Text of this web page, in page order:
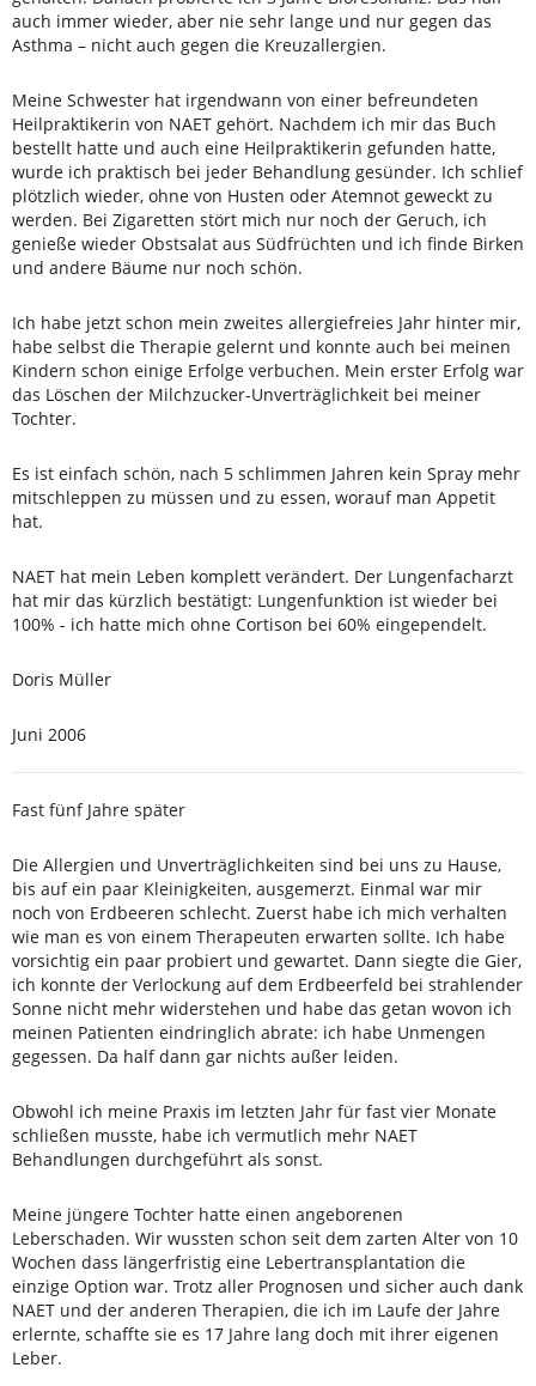
auch immer wieder, aber nie sehr lange und nur gegen das
Asthma – nicht auch gegen die Kreuzallergien.
Meine Schwester hat irgendwann von einer befreundeten
Heilpraktikerin von NAET gehört. Nachdem ich mir das Buch
bestellt hatte und auch eine Heilpraktikerin gefunden hatte,
wurde ich praktisch bei jeder Behandlung gesünder. Ich schlief
plötzlich wieder, ohne von Husten oder Atemnot geweckt zu
werden. Bei Zigaretten stört mich nur noch der Geruch, ich
genieße wieder Obstsalat aus Südfrüchten und ich finde Birken
und andere Bäume nur noch schön.
Ich habe jetzt schon mein zweites allergiefreies Jahr hinter mir,
habe selbst die Therapie gelernt und konnte auch bei meinen
Kindern schon einige Erfolge verbuchen. Mein erster Erfolg war
das Löschen der Milchzucker-Unverträglichkeit bei meiner
Tochter.
Es ist einfach schön, nach 5 schlimmen Jahren kein Spray mehr
mitschleppen zu müssen und zu essen, worauf man Appetit
hat.
NAET hat mein Leben komplett verändert. Der Lungenfacharzt
hat mir das kürzlich bestätigt: Lungenfunktion ist wieder bei
100% - ich hatte mich ohne Cortison bei 60% eingependelt.
Doris Müller
Juni 2006
Fast fünf Jahre später
Die Allergien und Unverträglichkeiten sind bei uns zu Hause,
bis auf ein paar Kleinigkeiten, ausgemerzt. Einmal war mir
noch von Erdbeeren schlecht. Zuerst habe ich mich verhalten
wie man es von einem Therapeuten erwarten sollte. Ich habe
vorsichtig ein paar probiert und gewartet. Dann siegte die Gier,
ich konnte der Verlockung auf dem Erdbeerfeld bei strahlender
Sonne nicht mehr widerstehen und habe das getan wovon ich
meinen Patienten eindringlich abrate: ich habe Unmengen
gegessen. Da half dann gar nichts außer leiden.
Obwohl ich meine Praxis im letzten Jahr für fast vier Monate
schließen musste, habe ich vermutlich mehr NAET
Behandlungen durchgeführt als sonst.
Meine jüngere Tochter hatte einen angeborenen
Leberschaden. Wir wussten schon seit dem zarten Alter von 10
Wochen dass längerfristig eine Lebertransplantation die
einzige Option war. Trotz aller Prognosen und sicher auch dank
NAET und der anderen Therapien, die ich im Laufe der Jahre
erlernte, schaffte sie es 17 Jahre lang doch mit ihrer eigenen
Leber.